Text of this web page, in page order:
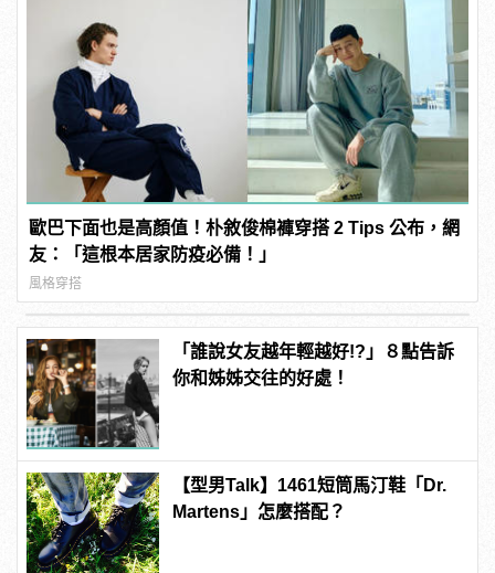
歐巴下面也是高顏值！朴敘俊棉褲穿搭 2 Tips 公布，網
友：「這根本居家防疫必備！」
風格穿搭
「誰說女友越年輕越好!?」８點告訴
你和姊姊交往的好處！
【型男Talk】1461短筒馬汀鞋「Dr.
Martens」怎麼搭配？